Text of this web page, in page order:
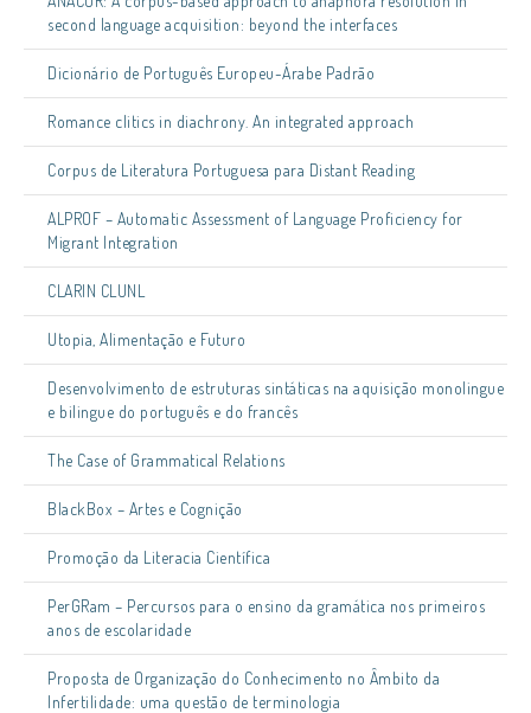
second language acquisition: beyond the interfaces
Dicionário de Português Europeu-Árabe Padrão
Romance clitics in diachrony. An integrated approach
Corpus de Literatura Portuguesa para Distant Reading
ALPROF – Automatic Assessment of Language Proficiency for
Migrant Integration
CLARIN CLUNL
Utopia, Alimentação e Futuro
Desenvolvimento de estruturas sintáticas na aquisição monolingue
e bilingue do português e do francês
The Case of Grammatical Relations
BlackBox – Artes e Cognição
Promoção da Literacia Científica
PerGRam – Percursos para o ensino da gramática nos primeiros
anos de escolaridade
Proposta de Organização do Conhecimento no Âmbito da
Infertilidade: uma questão de terminologia